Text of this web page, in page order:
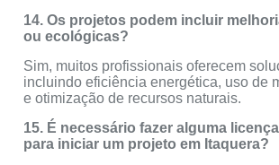
14. Os projetos podem incluir
ou ecológicas?
Sim, muitos profissionais oferecem
incluindo eficiência energética, uso de
e otimização de recursos naturais.
15. É necessário fazer alguma
para iniciar um projeto em Itaquera?